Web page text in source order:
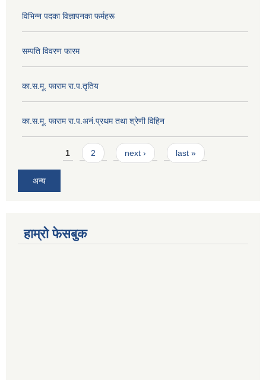
विभिन्न पदका विज्ञापनका फर्महरू
सम्पति विवरण फारम
का.स.मू. फाराम रा.प.तृतिय
का.स.मू. फाराम रा.प.अनं.प्रथम तथा श्रेणी विहिन
Pages1 2 next › last »
अन्य
हाम्रो फेसबुक